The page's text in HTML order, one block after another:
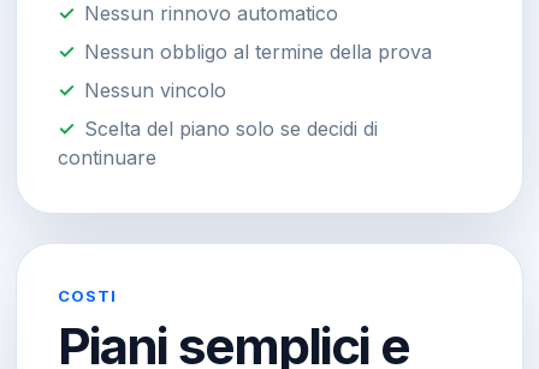
Nessun rinnovo automatico
Nessun obbligo al termine della prova
Nessun vincolo
Scelta del piano solo se decidi di
continuare
COSTI
Piani semplici e